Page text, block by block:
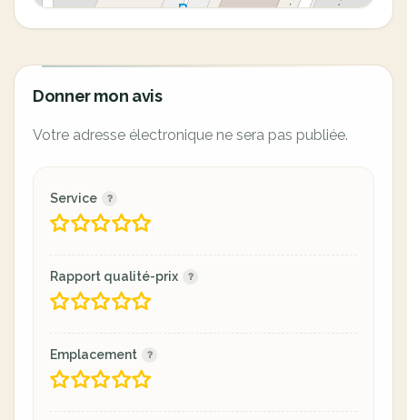
Donner mon avis
Votre adresse électronique ne sera pas publiée.
Service
Rapport qualité-prix
Emplacement